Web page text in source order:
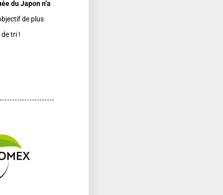
du Japon n’a
de plus
tri !